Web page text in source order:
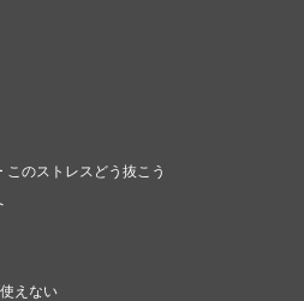
のストレスどう抜こう
えない